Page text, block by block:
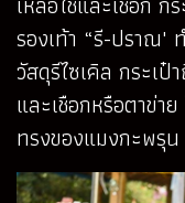
รองเท้า “รี-ปราณ'
วัสดุรีไซเคิล กระเป๋
และเชือกหรือตาข่า
ทรงของแมงกะพรุน